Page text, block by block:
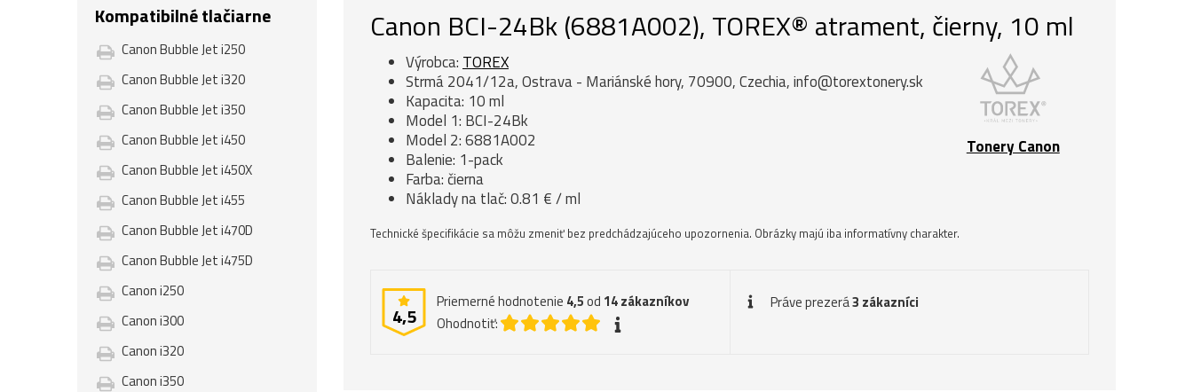
Kompatibilné tlačiarne
Canon Bubble Jet i250
Canon Bubble Jet i320
Canon Bubble Jet i350
Canon Bubble Jet i450
Canon Bubble Jet i450X
Canon Bubble Jet i455
Canon Bubble Jet i470D
Canon Bubble Jet i475D
Canon i250
Canon i300
Canon i320
Canon i350
Canon BCI-24Bk (6881A002), TOREX® atrament, čierny, 10 ml
Tonery Canon
Výrobca: TOREX
Strmá 2041/12a, Ostrava - Mariánské hory, 70900, Czechia, info@torextonery.sk
Kapacita: 10 ml
Model 1: BCI-24Bk
Model 2: 6881A002
Balenie: 1-pack
Farba: čierna
Náklady na tlač: 0.81 € / ml
Technické špecifikácie sa môžu zmeniť bez predchádzajúceho upozornenia. Obrázky majú iba informatívny charakter.
4,5
Priemerné hodnotenie 4,5od 14zákazníkov
Ohodnotiť:
Práve prezerá3 zákazníci